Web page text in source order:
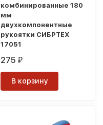
комбинированные 180
мм
двухкомпонентные
рукоятки СИБРТЕХ
17051
275₽
В корзину